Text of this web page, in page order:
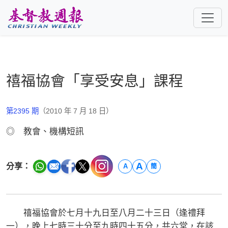
禧福協會「享受安息」課程
第2395 期 （2010 年 7 月 18 日）
◎ 教會、機構短訊
分享： A A 簡
禧福協會於七月十九日至八月二十三日（逢禮拜